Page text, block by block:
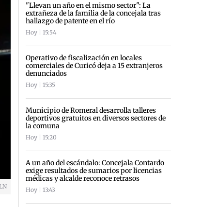
"Llevan un año en el mismo sector": La
extrañeza de la familia de la concejala tras
hallazgo de patente en el río
Hoy | 15:54
Operativo de fiscalización en locales
comerciales de Curicó deja a 15 extranjeros
denunciados
Hoy | 15:35
Municipio de Romeral desarrolla talleres
deportivos gratuitos en diversos sectores de
la comuna
Hoy | 15:20
A un año del escándalo: Concejala Contardo
exige resultados de sumarios por licencias
médicas y alcalde reconoce retrasos
Hoy | 13:43